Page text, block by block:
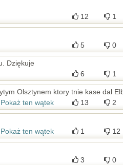
12 1
5 0
Dziękuje
6 1
Olsztynem ktory tnie kase dal
Pokaż ten wątek 13 2
Pokaż ten wątek 1 12
3 0